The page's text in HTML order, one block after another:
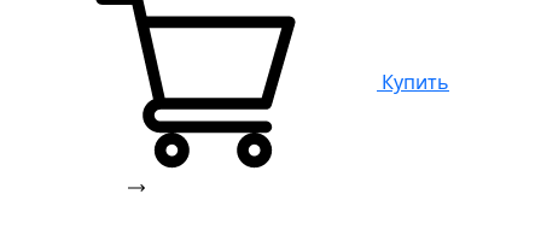
Купить